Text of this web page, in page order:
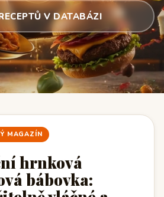
V DATABÁZI
MAGAZÍN
hrnková
bábovka: